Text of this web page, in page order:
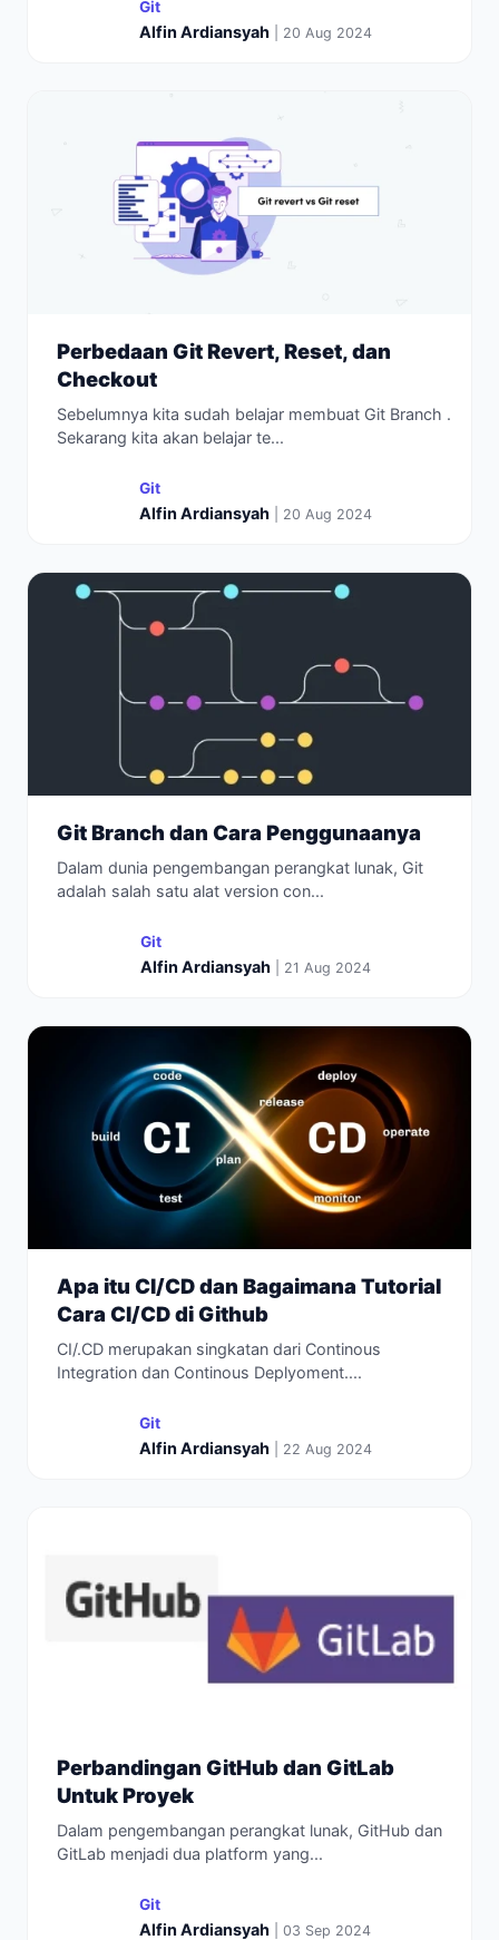
Git
Alfin Ardiansyah | 20 Aug 2024
Perbedaan Git Revert, Reset, dan
Checkout
Sebelumnya kita sudah belajar membuat Git Branch .
Sekarang kita akan belajar te...
Git
Alfin Ardiansyah | 20 Aug 2024
Git Branch dan Cara Penggunaanya
Dalam dunia pengembangan perangkat lunak, Git
adalah salah satu alat version con...
Git
Alfin Ardiansyah | 21 Aug 2024
Apa itu CI/CD dan Bagaimana Tutorial
Cara CI/CD di Github
CI/.CD merupakan singkatan dari Continous
Integration dan Continous Deplyoment....
Git
Alfin Ardiansyah | 22 Aug 2024
Perbandingan GitHub dan GitLab
Untuk Proyek
Dalam pengembangan perangkat lunak, GitHub dan
GitLab menjadi dua platform yang...
Git
Alfin Ardiansyah | 03 Sep 2024